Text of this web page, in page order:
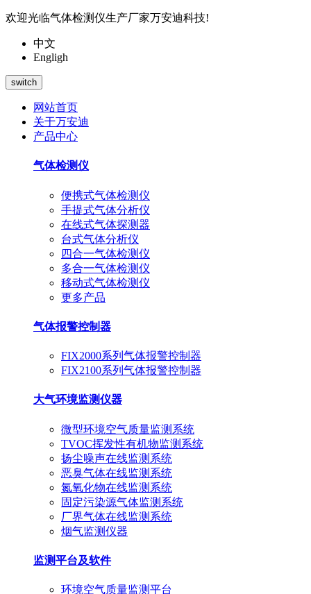
欢迎光临气体检测仪生产厂家万安迪科技!
中文
Engligh
switch
网站首页
关于万安迪
产品中心
气体检测仪
便携式气体检测仪
手提式气体分析仪
在线式气体探测器
台式气体分析仪
四合一气体检测仪
多合一气体检测仪
移动式气体检测仪
更多产品
气体报警控制器
FIX2000系列气体报警控制器
FIX2100系列气体报警控制器
大气环境监测仪器
微型环境空气质量监测系统
TVOC挥发性有机物监测系统
扬尘噪声在线监测系统
恶臭气体在线监测系统
氮氧化物在线监测系统
固定污染源气体监测系统
厂界气体在线监测系统
烟气监测仪器
监测平台及软件
环境空气质量监测平台